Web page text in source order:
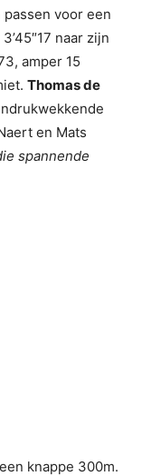
voor een
naar zijn
amper 15
Thomas de
en Mats
spannende
knappe 300m.